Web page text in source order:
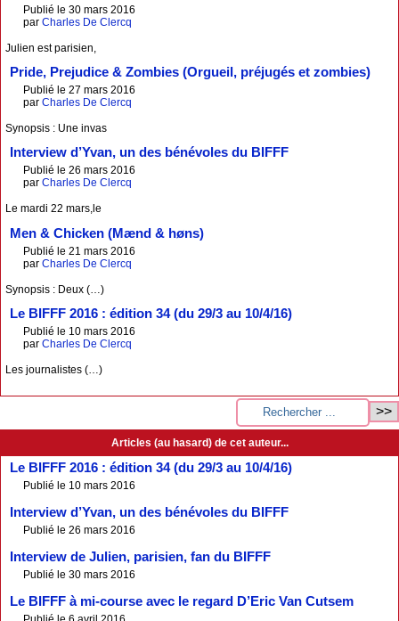
Publié le 30 mars 2016
par Charles De Clercq
Julien est parisien,
Pride, Prejudice & Zombies (Orgueil, préjugés et zombies)
Publié le 27 mars 2016
par Charles De Clercq
Synopsis : Une invas
Interview d’Yvan, un des bénévoles du BIFFF
Publié le 26 mars 2016
par Charles De Clercq
Le mardi 22 mars,le
Men & Chicken (Mænd & høns)
Publié le 21 mars 2016
par Charles De Clercq
Synopsis : Deux (…)
Le BIFFF 2016 : édition 34 (du 29/3 au 10/4/16)
Publié le 10 mars 2016
par Charles De Clercq
Les journalistes (…)
Articles (au hasard) de cet auteur...
Le BIFFF 2016 : édition 34 (du 29/3 au 10/4/16)
Publié le 10 mars 2016
Interview d’Yvan, un des bénévoles du BIFFF
Publié le 26 mars 2016
Interview de Julien, parisien, fan du BIFFF
Publié le 30 mars 2016
Le BIFFF à mi-course avec le regard D’Eric Van Cutsem